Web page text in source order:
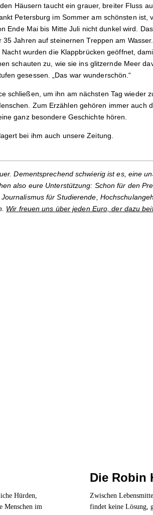
Häusern taucht ein grauer, breiter Fluss
Petersburg im Sommer am schönsten ist,
Ende Mai bis Mitte Juli nicht dunkel wird.
Jahren auf steinernen Treppen am
wurden die Klappbrücken geöffnet,
schauten zu, wie sie ins glitzernde Meer
gesessen. „Das war wunderschön.“
schließen, um ihn am nächsten Tag wieder
Zum Erzählen gehören immer auch
ganz besondere Geschichte hören.
bei ihm auch unsere Zeitung.
Dementsprechend schwierig ist es, eine
also eure Unterstützung: Schon für den
für Studierende,
Wir freuen uns über jeden Euro, der dazu
Hürden,
Menschen im
Die Robin
Zwischen
findet keine Lösung,